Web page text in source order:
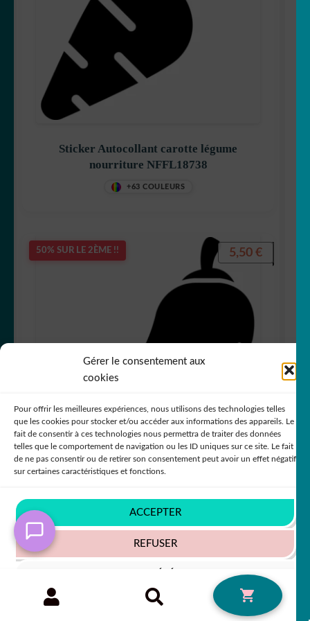
Gérer le consentement aux
cookies
Pour offrir les meilleures expériences, nous utilisons des technologies telles
que les cookies pour stocker et/ou accéder aux informations des appareils. Le
fait de consentir à ces technologies nous permettra de traiter des données
telles que le comportement de navigation ou les ID uniques sur ce site. Le fait
de ne pas consentir ou de retirer son consentement peut avoir un effet négatif
sur certaines caractéristiques et fonctions.
ACCEPTER
REFUSER
Politique de confidentialité
Sticker Autocollant carotte légume
nourriture NFFL18738
+63 COULEURS
50% SUR LE 2ÈME !!
nourriture NFFL18737
5,50 €
50% SUR LE 2ÈME !! 116,62 170,62
Plage
de
Recherche
RECHERCHE